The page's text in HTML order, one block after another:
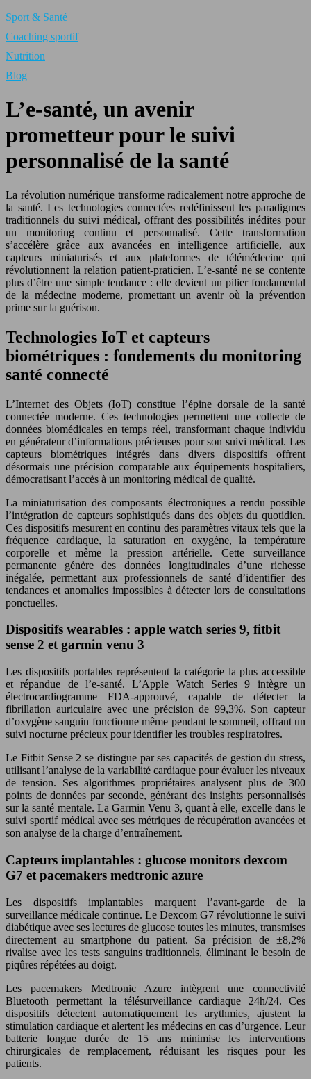
Sport & Santé
Coaching sportif
Nutrition
Blog
L’e-santé, un avenir
prometteur pour le suivi
personnalisé de la santé
La révolution numérique transforme radicalement notre approche de
la santé. Les technologies connectées redéfinissent les paradigmes
traditionnels du suivi médical, offrant des possibilités inédites pour
un monitoring continu et personnalisé. Cette transformation
s’accélère grâce aux avancées en intelligence artificielle, aux
capteurs miniaturisés et aux plateformes de télémédecine qui
révolutionnent la relation patient-praticien. L’e-santé ne se contente
plus d’être une simple tendance : elle devient un pilier fondamental
de la médecine moderne, promettant un avenir où la prévention
prime sur la guérison.
Technologies IoT et capteurs
biométriques : fondements du monitoring
santé connecté
L’Internet des Objets (IoT) constitue l’épine dorsale de la santé
connectée moderne. Ces technologies permettent une collecte de
données biomédicales en temps réel, transformant chaque individu
en générateur d’informations précieuses pour son suivi médical. Les
capteurs biométriques intégrés dans divers dispositifs offrent
désormais une précision comparable aux équipements hospitaliers,
démocratisant l’accès à un monitoring médical de qualité.
La miniaturisation des composants électroniques a rendu possible
l’intégration de capteurs sophistiqués dans des objets du quotidien.
Ces dispositifs mesurent en continu des paramètres vitaux tels que la
fréquence cardiaque, la saturation en oxygène, la température
corporelle et même la pression artérielle. Cette surveillance
permanente génère des données longitudinales d’une richesse
inégalée, permettant aux professionnels de santé d’identifier des
tendances et anomalies impossibles à détecter lors de consultations
ponctuelles.
Dispositifs wearables : apple watch series 9, fitbit
sense 2 et garmin venu 3
Les dispositifs portables représentent la catégorie la plus accessible
et répandue de l’e-santé. L’Apple Watch Series 9 intègre un
électrocardiogramme FDA-approuvé, capable de détecter la
fibrillation auriculaire avec une précision de 99,3%. Son capteur
d’oxygène sanguin fonctionne même pendant le sommeil, offrant un
suivi nocturne précieux pour identifier les troubles respiratoires.
Le Fitbit Sense 2 se distingue par ses capacités de gestion du stress,
utilisant l’analyse de la variabilité cardiaque pour évaluer les niveaux
de tension. Ses algorithmes propriétaires analysent plus de 300
points de données par seconde, générant des insights personnalisés
sur la santé mentale. La Garmin Venu 3, quant à elle, excelle dans le
suivi sportif médical avec ses métriques de récupération avancées et
son analyse de la charge d’entraînement.
Capteurs implantables : glucose monitors dexcom
G7 et pacemakers medtronic azure
Les dispositifs implantables marquent l’avant-garde de la
surveillance médicale continue. Le Dexcom G7 révolutionne le suivi
diabétique avec ses lectures de glucose toutes les minutes, transmises
directement au smartphone du patient. Sa précision de ±8,2%
rivalise avec les tests sanguins traditionnels, éliminant le besoin de
piqûres répétées au doigt.
Les pacemakers Medtronic Azure intègrent une connectivité
Bluetooth permettant la télésurveillance cardiaque 24h/24. Ces
dispositifs détectent automatiquement les arythmies, ajustent la
stimulation cardiaque et alertent les médecins en cas d’urgence. Leur
batterie longue durée de 15 ans minimise les interventions
chirurgicales de remplacement, réduisant les risques pour les
patients.